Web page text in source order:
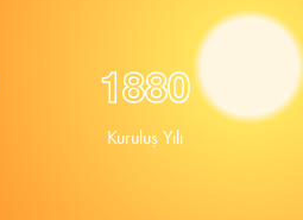
1880
Kuruluş Yılı